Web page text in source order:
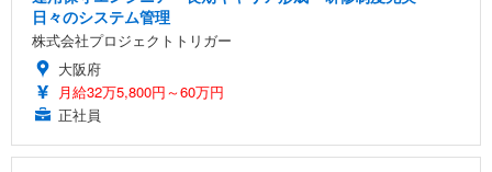
日々のシステム管理
株式会社プロジェクトトリガー
大阪府
月給32万5,800円～60万円
正社員